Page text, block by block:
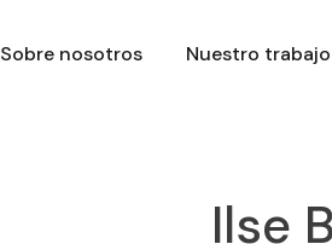
Sobre nosotros Nuestro trabajo
Ilse